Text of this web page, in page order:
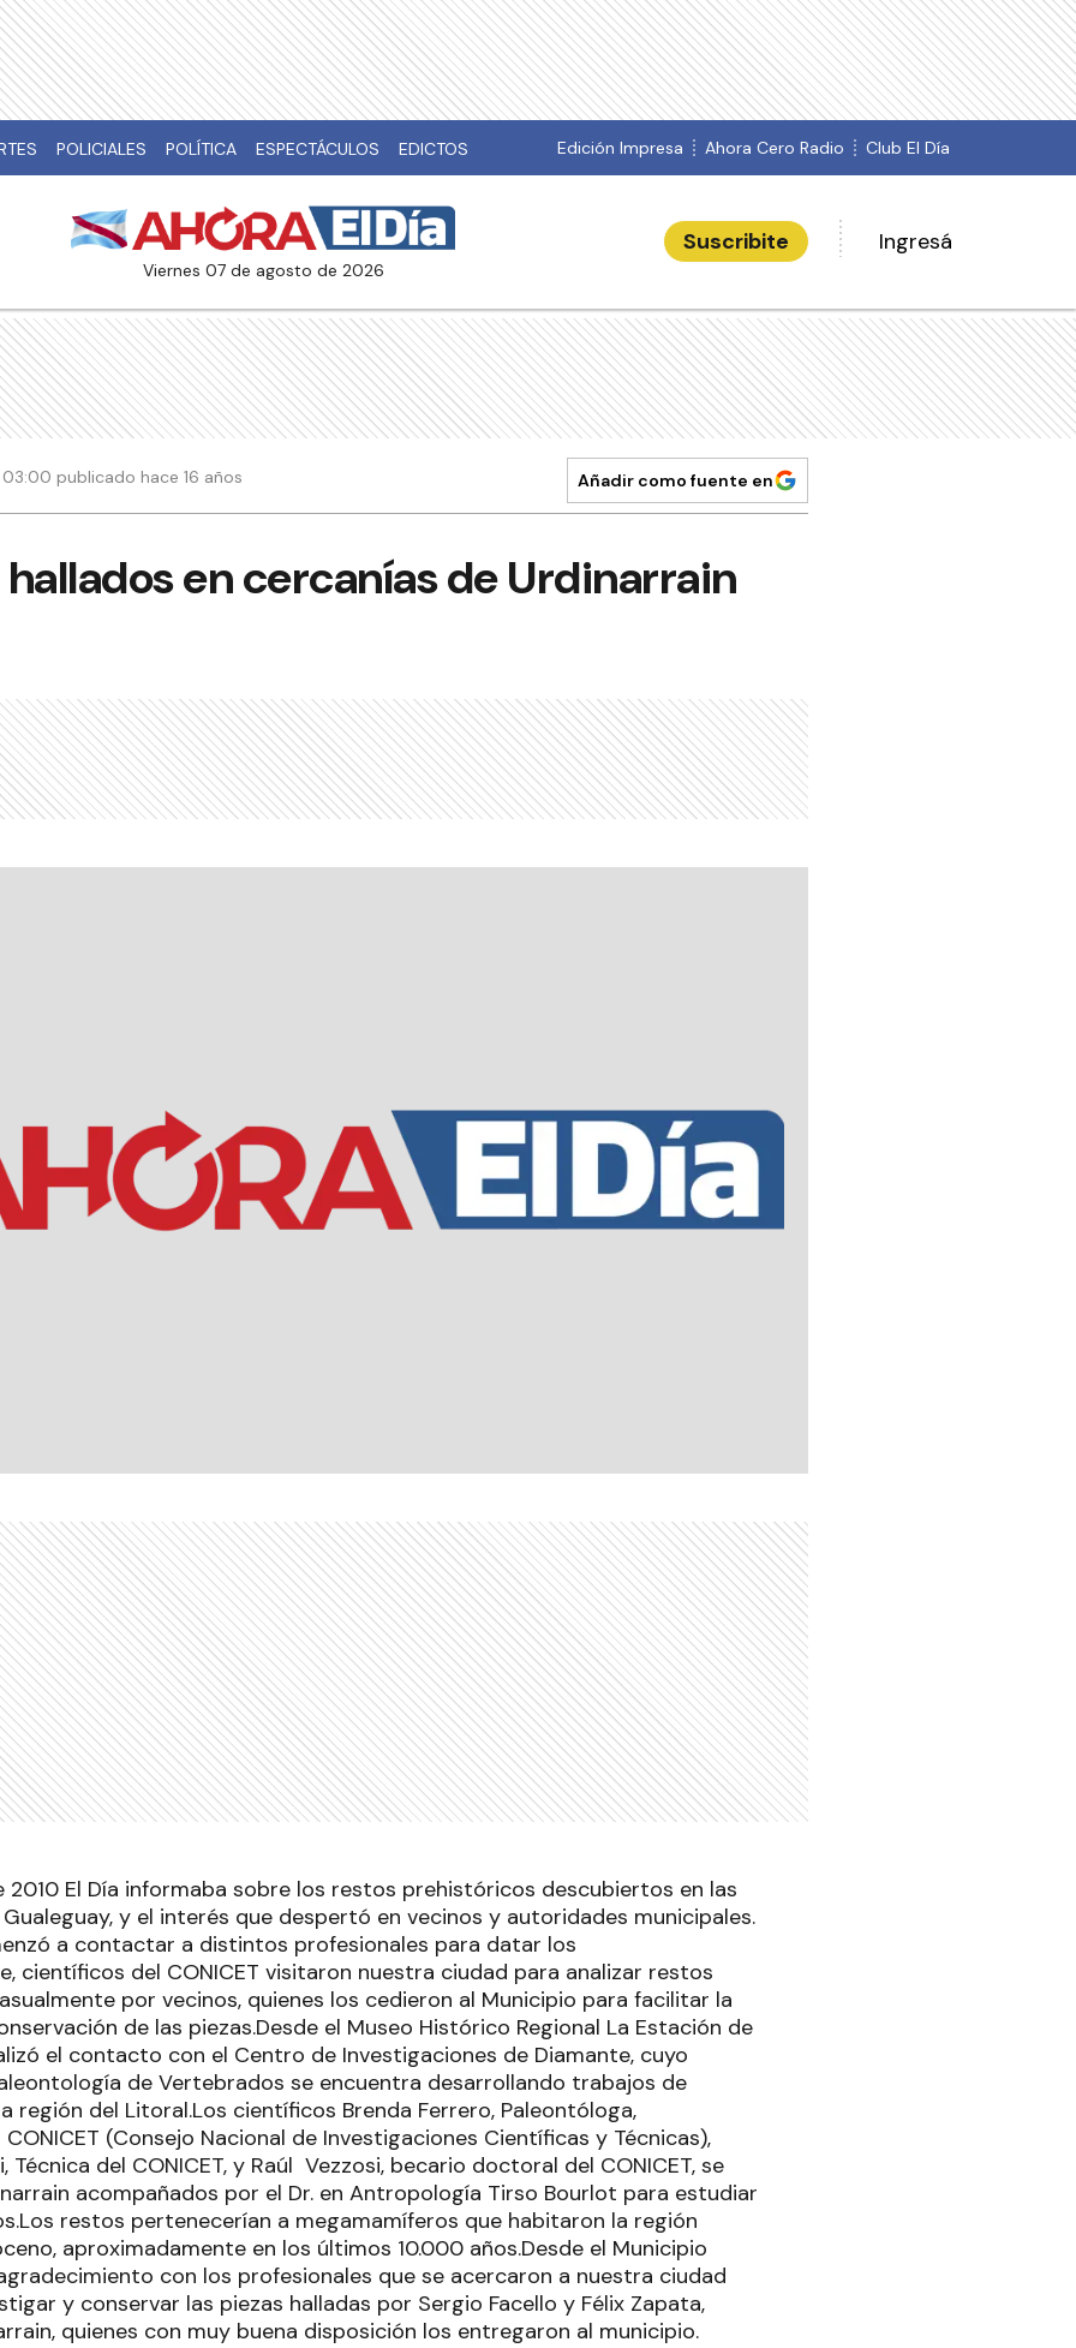
POLICIALES POLÍTICA ESPECTÁCULOS EDICTOS Edición Impresa Ahora Cero Radio Club El Día
viernes 07 de agosto de 2026
Suscribite Ingresá
03:00 publicado hace 16 años Añadir como fuente en
en cercanías de Urdinarrain
2010 El Día informaba sobre los restos prehistóricos descubiertos en las
y el interés que despertó en vecinos y autoridades municipales.
a contactar a distintos profesionales para datar los
científicos del CONICET visitaron nuestra ciudad para analizar restos
por vecinos, quienes los cedieron al Municipio para facilitar la
de las piezas.Desde el Museo Histórico Regional La Estación de
el contacto con el Centro de Investigaciones de Diamante, cuyo
de Vertebrados se encuentra desarrollando trabajos de
región del Litoral.Los científicos Brenda Ferrero, Paleontóloga,
(Consejo Nacional de Investigaciones Científicas y Técnicas),
del CONICET, y Raúl Vezzosi, becario doctoral del CONICET, se
acompañados por el Dr. en Antropología Tirso Bourlot para estudiar
restos pertenecerían a megamamíferos que habitaron la región
aproximadamente en los últimos 10.000 años.Desde el Municipio
con los profesionales que se acercaron a nuestra ciudad
y conservar las piezas halladas por Sergio Facello y Félix Zapata,
quienes con muy buena disposición los entregaron al municipio.